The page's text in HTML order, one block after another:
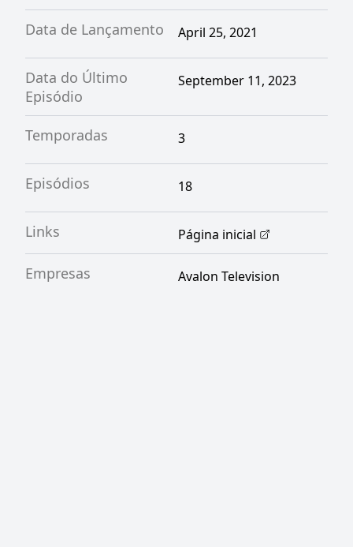
Data de Lançamento April 25, 2021
Data do Último
Episódio
September 11, 2023
Temporadas 3
Episódios 18
Links Página inicial
Empresas Avalon Television